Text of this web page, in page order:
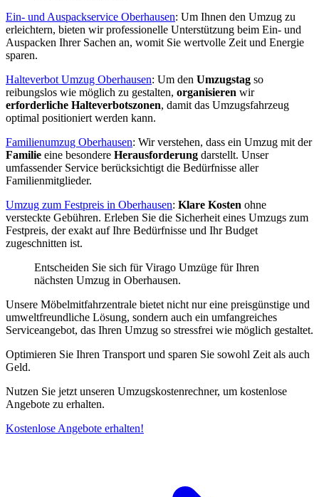
Ein- und Auspackservice Oberhausen: Um Ihnen den Umzug zu
erleichtern, bieten wir professionelle Unterstützung beim Ein- und
Auspacken Ihrer Sachen an, womit Sie wertvolle Zeit und Energie
sparen.
Halteverbot Umzug Oberhausen: Um den Umzugstag so
reibungslos wie möglich zu gestalten, organisieren wir
erforderliche Halteverbotszonen, damit das Umzugsfahrzeug
optimal positioniert werden kann.
Familienumzug Oberhausen: Wir verstehen, dass ein Umzug mit der
Familie eine besondere Herausforderung darstellt. Unser
umfassender Service berücksichtigt die Bedürfnisse aller
Familienmitglieder.
Umzug zum Festpreis in Oberhausen: Klare Kosten ohne
versteckte Gebühren. Erleben Sie die Sicherheit eines Umzugs zum
Festpreis, der exakt auf Ihre Bedürfnisse und Ihr Budget
zugeschnitten ist.
Entscheiden Sie sich für Virago Umzüge für Ihren
nächsten Umzug in Oberhausen.
Unsere Möbelmitfahrzentrale bietet nicht nur eine preisgünstige und
umweltfreundliche Lösung, sondern auch ein umfangreiches
Serviceangebot, das Ihren Umzug so stressfrei wie möglich gestaltet.
Optimieren Sie Ihren Transport und sparen Sie sowohl Zeit als auch
Geld.
Nutzen Sie jetzt unseren Umzugskostenrechner, um kostenlose
Angebote zu erhalten.
Kostenlose Angebote erhalten!